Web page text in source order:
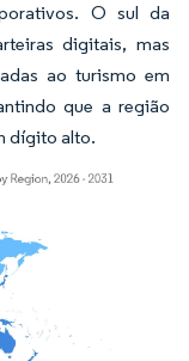
O sul da
digitais, mas
ao turismo em
que a região
dígito alto.